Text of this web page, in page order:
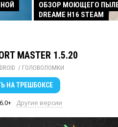
ОБЗОР МОЮЩЕГО
DREAME H16 STEAM
MASTER 1.5.20
/ ГОЛОВОЛОМКИ
НА ТРЕШБОКСЕ
6.0+ Другие версии